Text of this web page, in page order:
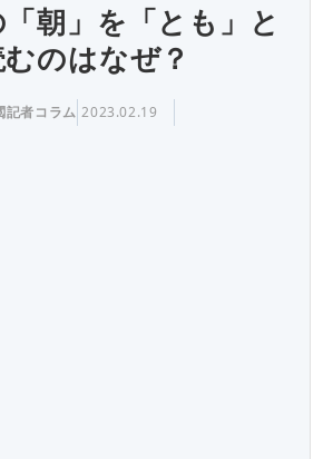
朝」を「とも」と
のはなぜ？
記者コラム 2023.02.19